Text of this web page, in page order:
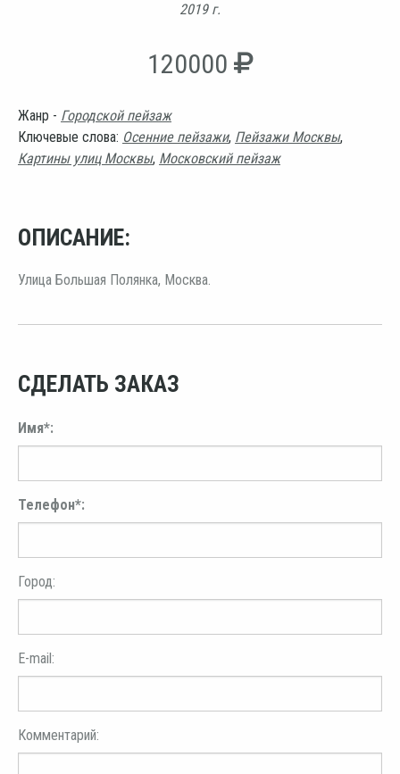
2019 г.
120000
Жанр - Городской пейзаж
Ключевые слова: Осенние пейзажи, Пейзажи Москвы,
Картины улиц Москвы, Московский пейзаж
ОПИСАНИЕ:
Улица Большая Полянка, Москва.
СДЕЛАТЬ ЗАКАЗ
Имя*:
Телефон*:
Город:
E-mail:
Комментарий: